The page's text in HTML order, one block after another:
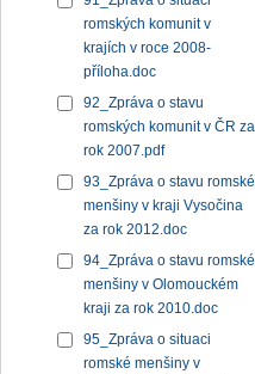
romských komunit v
krajích v roce 2008-
příloha.doc
92_Zpráva o stavu
romských komunit v ČR za
rok 2007.pdf
93_Zpráva o stavu romské
menšiny v kraji Vysočina
za rok 2012.doc
94_Zpráva o stavu romské
menšiny v Olomouckém
kraji za rok 2010.doc
95_Zpráva o situaci
romské menšiny v